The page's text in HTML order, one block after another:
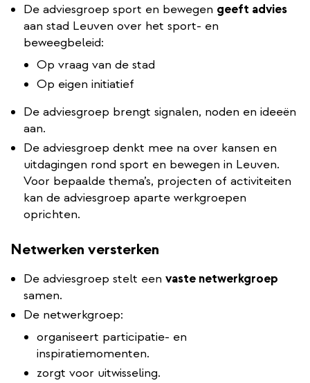
De adviesgroep sport en bewegen geeft advies
aan stad Leuven over het sport- en
beweegbeleid:
Op vraag van de stad
Op eigen initiatief
De adviesgroep brengt signalen, noden en ideeën
aan.
De adviesgroep denkt mee na over kansen en
uitdagingen rond sport en bewegen in Leuven.
Voor bepaalde thema’s, projecten of activiteiten
kan de adviesgroep aparte werkgroepen
oprichten.
Netwerken versterken
De adviesgroep stelt een vaste netwerkgroep
samen.
De netwerkgroep:
organiseert participatie- en
inspiratiemomenten.
zorgt voor uitwisseling.